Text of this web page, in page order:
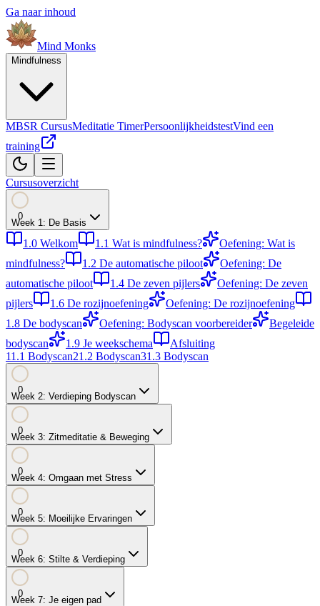
Ga naar inhoud
Mind Monks
Mindfulness
MBSR CursusMeditatie TimerPersoonlijkheidstestVind een
training
Cursusoverzicht
0
Week 1: De Basis
1.0 Welkom 1.1 Wat is mindfulness?
Oefening: Wat is
mindfulness?
1.2 De automatische piloot
Oefening: De
automatische piloot
1.4 De zeven pijlers
Oefening: De zeven
pijlers
1.6 De rozijnoefening
Oefening: De rozijnoefening
1.8 De bodyscan Oefening: Bodyscan voorbereider
Begeleide
bodyscan
1.9 Je weekschema
Afsluiting
11.1 Bodyscan21.2 Bodyscan31.3 Bodyscan
0
Week 2: Verdieping Bodyscan
0
Week 3: Zitmeditatie & Beweging
0
Week 4: Omgaan met Stress
0
Week 5: Moeilijke Ervaringen
0
Week 6: Stilte & Verdieping
0
Week 7: Je eigen pad